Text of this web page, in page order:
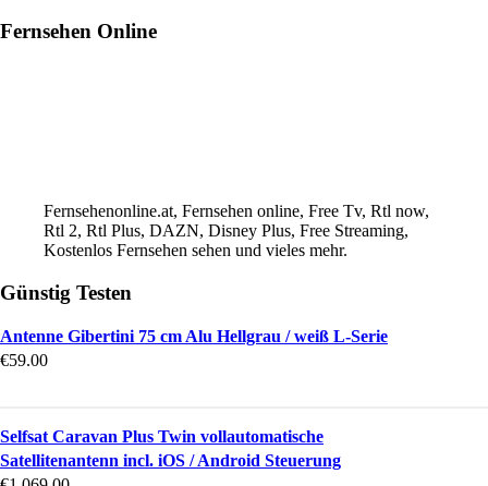
Fernsehen Online
Fernsehenonline.at, Fernsehen online, Free Tv, Rtl now,
Rtl 2, Rtl Plus, DAZN, Disney Plus, Free Streaming,
Kostenlos Fernsehen sehen und vieles mehr.
Günstig Testen
Antenne Gibertini 75 cm Alu Hellgrau / weiß L-Serie
€59.00
Selfsat Caravan Plus Twin vollautomatische
Satellitenantenn incl. iOS / Android Steuerung